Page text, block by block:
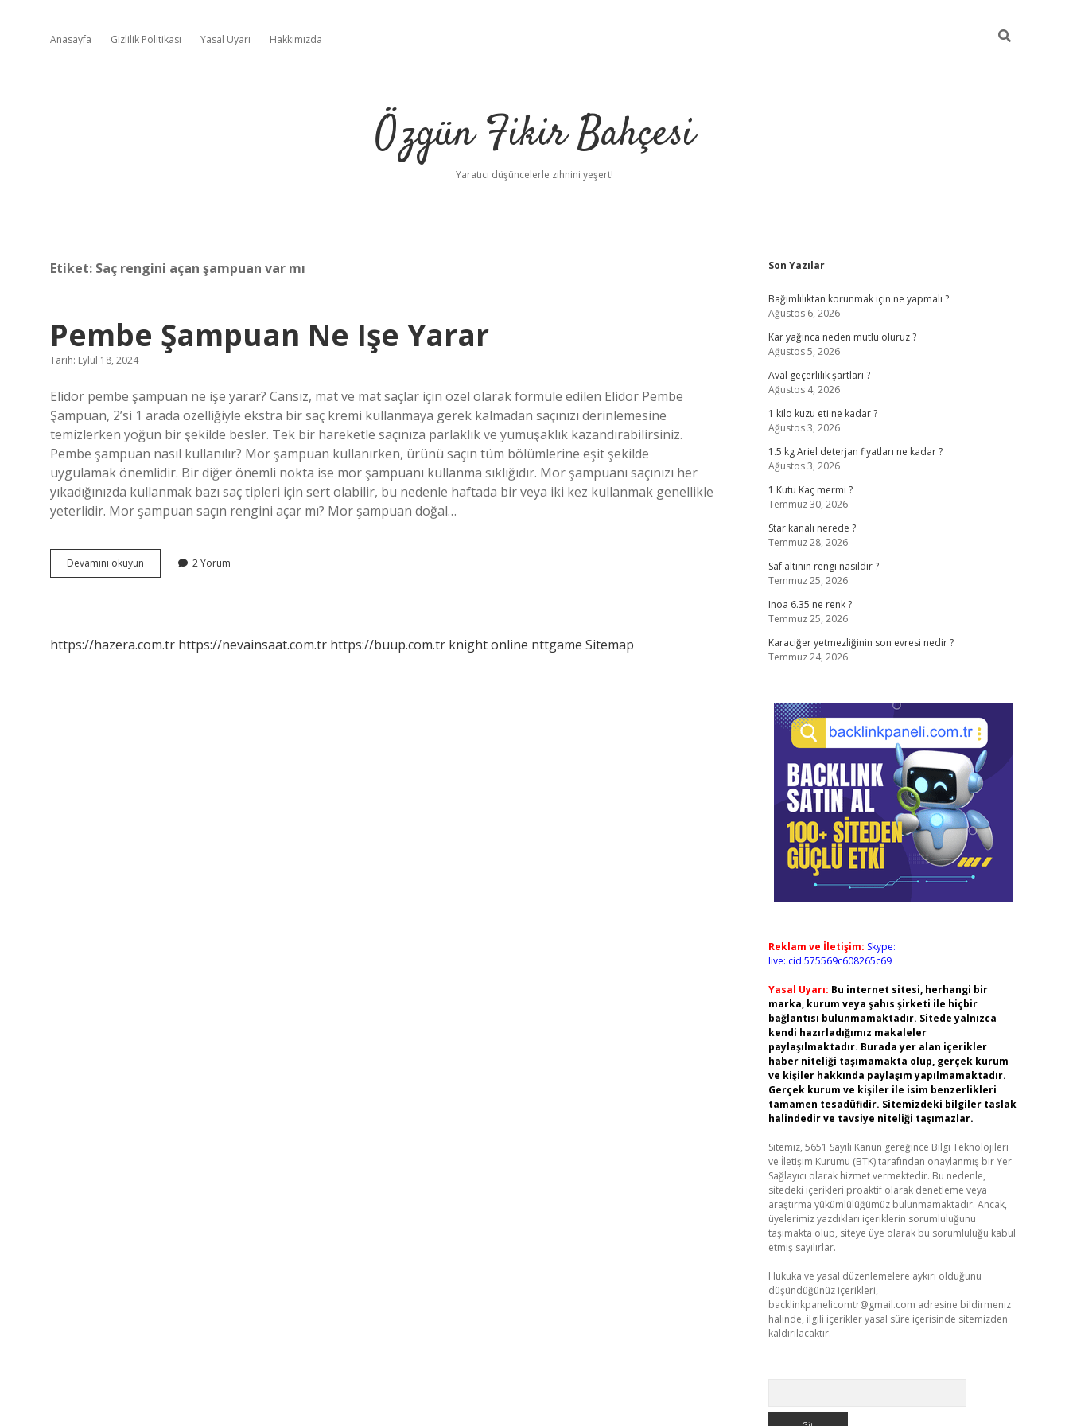
Anasayfa Gizlilik Politikası Yasal Uyarı Hakkımızda
Özgün Fikir Bahçesi
Yaratıcı düşüncelerle zihnini yeşert!
Etiket: Saç rengini açan şampuan var mı
Pembe Şampuan Ne Işe Yarar
Tarih: Eylül 18, 2024
Elidor pembe şampuan ne işe yarar? Cansız, mat ve mat saçlar için özel olarak formüle edilen Elidor Pembe
Şampuan, 2’si 1 arada özelliğiyle ekstra bir saç kremi kullanmaya gerek kalmadan saçınızı derinlemesine
temizlerken yoğun bir şekilde besler. Tek bir hareketle saçınıza parlaklık ve yumuşaklık kazandırabilirsiniz.
Pembe şampuan nasıl kullanılır? Mor şampuan kullanırken, ürünü saçın tüm bölümlerine eşit şekilde
uygulamak önemlidir. Bir diğer önemli nokta ise mor şampuanı kullanma sıklığıdır. Mor şampuanı saçınızı her
yıkadığınızda kullanmak bazı saç tipleri için sert olabilir, bu nedenle haftada bir veya iki kez kullanmak genellikle
yeterlidir. Mor şampuan saçın rengini açar mı? Mor şampuan doğal…
Devamını okuyun
Şampuan
2 Yorum
https://hazera.com.tr https://nevainsaat.com.tr https://buup.com.tr knight online nttgame Sitemap
Sidebar
Son Yazılar
Bağımlılıktan korunmak için ne yapmalı ?
Ağustos 6, 2026
Kar yağınca neden mutlu oluruz ?
Ağustos 5, 2026
Aval geçerlilik şartları ?
Ağustos 4, 2026
1 kilo kuzu eti ne kadar ?
Ağustos 3, 2026
1.5 kg Ariel deterjan fiyatları ne kadar ?
Ağustos 3, 2026
1 Kutu Kaç mermi ?
Temmuz 30, 2026
Star kanalı nerede ?
Temmuz 28, 2026
Saf altının rengi nasıldır ?
Temmuz 25, 2026
Inoa 6.35 ne renk ?
Temmuz 25, 2026
Karaciğer yetmezliğinin son evresi nedir ?
Temmuz 24, 2026
Reklam ve İletişim: Skype:
live:.cid.575569c608265c69
Yasal Uyarı: Bu internet sitesi, herhangi bir
marka, kurum veya şahıs şirketi ile hiçbir
bağlantısı bulunmamaktadır. Sitede yalnızca
kendi hazırladığımız makaleler
paylaşılmaktadır. Burada yer alan içerikler
haber niteliği taşımamakta olup, gerçek kurum
ve kişiler hakkında paylaşım yapılmamaktadır.
Gerçek kurum ve kişiler ile isim benzerlikleri
tamamen tesadüfidir. Sitemizdeki bilgiler taslak
halindedir ve tavsiye niteliği taşımazlar.
Sitemiz, 5651 Sayılı Kanun gereğince Bilgi Teknolojileri
ve İletişim Kurumu (BTK) tarafından onaylanmış bir Yer
Sağlayıcı olarak hizmet vermektedir. Bu nedenle,
sitedeki içerikleri proaktif olarak denetleme veya
araştırma yükümlülüğümüz bulunmamaktadır. Ancak,
üyelerimiz yazdıkları içeriklerin sorumluluğunu
taşımakta olup, siteye üye olarak bu sorumluluğu kabul
etmiş sayılırlar.
Hukuka ve yasal düzenlemelere aykırı olduğunu
düşündüğünüz içerikleri,
backlinkpanelicomtr@gmail.com adresine bildirmeniz
halinde, ilgili içerikler yasal süre içerisinde sitemizden
kaldırılacaktır.